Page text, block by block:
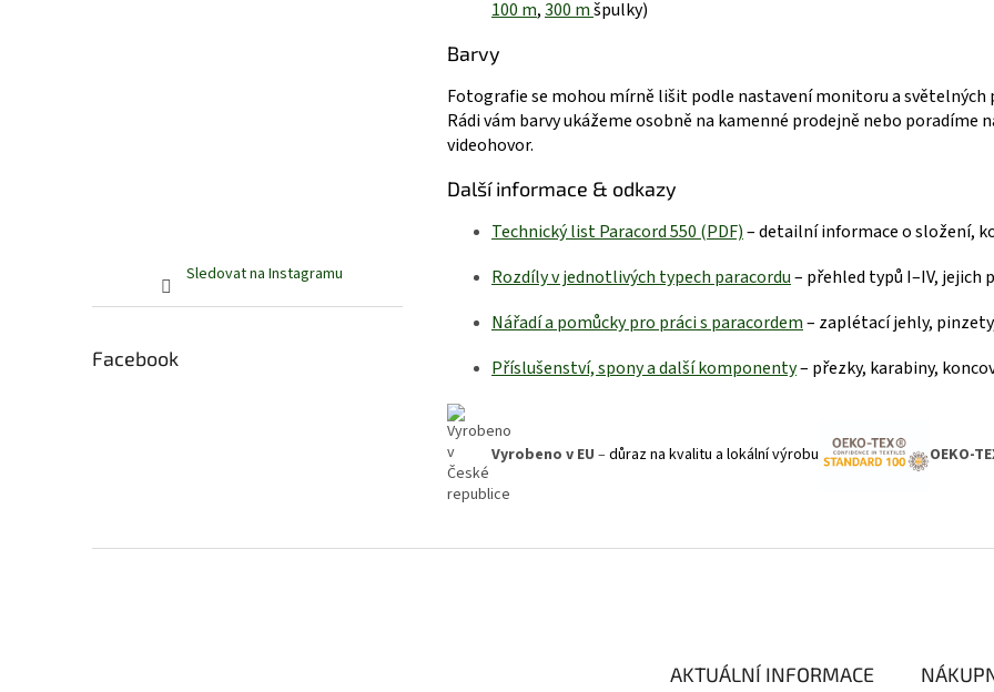
Sledovat na Instagramu
Facebook
100 m,300 mšpulky)
Barvy
Fotografie se mohou mírně lišit podle nastavení monitoru a světelných
Rádi vám barvy ukážeme osobně na kamenné prodejně nebo poradíme
videohovor.
Další informace & odkazy
Technický list Paracord 550 (PDF)– detailní informace o složení,
Rozdíly v jednotlivých typech paracordu– přehled typů I–IV, jejich
Nářadí a pomůcky pro práci s paracordem– zaplétací jehly,
Příslušenství, spony a další komponenty– přezky, karabiny,
Vyrobeno v EU –důraz na kvalitu a lokální výrobu OEKO-
AKTUÁLNÍ INFORMACE